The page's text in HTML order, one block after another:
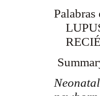
Palabras